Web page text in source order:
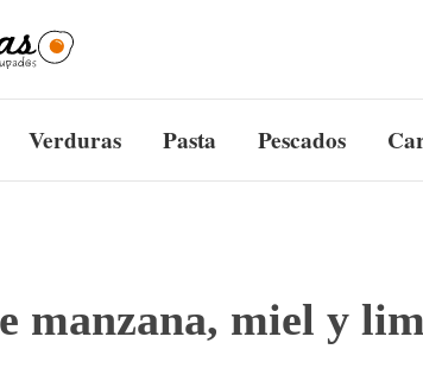
Verduras Pasta Pescados
manzana, miel y